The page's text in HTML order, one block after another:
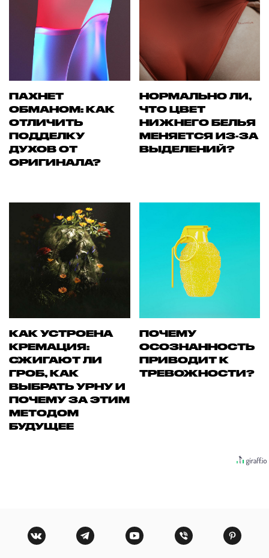
ПАХНЕТ
ОБМАНОМ: КАК
ОТЛИЧИТЬ
ПОДДЕЛКУ
ДУХОВ ОТ
ОРИГИНАЛА?
НОРМАЛЬНО ЛИ,
ЧТО ЦВЕТ
НИЖНЕГО БЕЛЬЯ
МЕНЯЕТСЯ ИЗ-ЗА
ВЫДЕЛЕНИЙ?
КАК УСТРОЕНА
КРЕМАЦИЯ:
СЖИГАЮТ ЛИ
ГРОБ, КАК
ВЫБРАТЬ УРНУ И
ПОЧЕМУ ЗА ЭТИМ
МЕТОДОМ
БУДУЩЕЕ
ПОЧЕМУ
ОСОЗНАННОСТЬ
ПРИВОДИТ К
ТРЕВОЖНОСТИ?